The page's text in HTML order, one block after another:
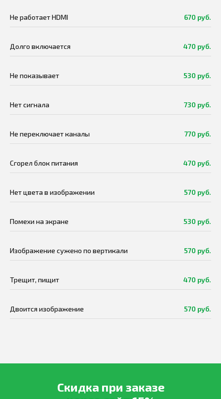
Не работает HDMI 670 руб.
Долго включается 470 руб.
Не показывает 530 руб.
Нет сигнала 730 руб.
Не переключает каналы 770 руб.
Сгорел блок питания 470 руб.
Нет цвета в изображении 570 руб.
Помехи на экране 530 руб.
Изображение сужено по вертикали 570 руб.
Трещит, пищит 470 руб.
Двоится изображение 570 руб.
Скидка при заказе